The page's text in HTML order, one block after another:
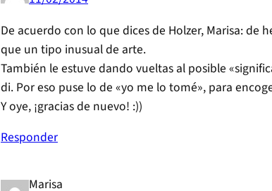
De acuerdo con lo que dices de Holzer, Marisa:
que un tipo inusual de arte.
También le estuve dando vueltas al posible
di. Por eso puse lo de «yo me lo tomé», para
Y oye, ¡gracias de nuevo! :))
Responder
Marisa